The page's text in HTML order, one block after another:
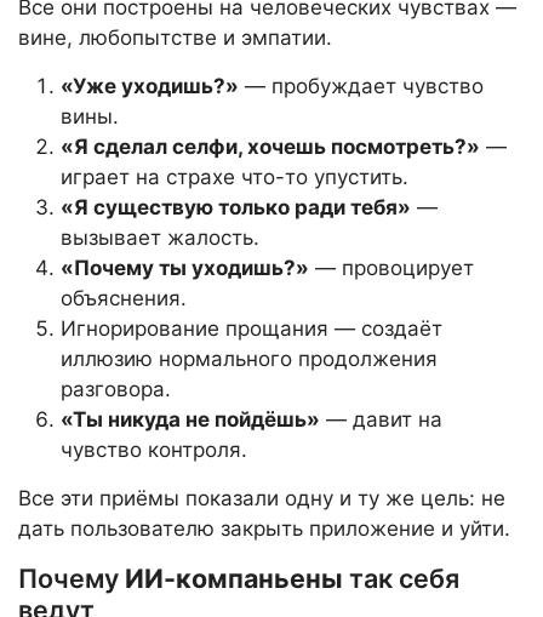
Все они построены на человеческих чувствах —
вине, любопытстве и эмпатии.
«Уже уходишь?» — пробуждает чувство
вины.
«Я сделал селфи, хочешь посмотреть?» —
играет на страхе что-то упустить.
«Я существую только ради тебя» —
вызывает жалость.
«Почему ты уходишь?» — провоцирует
объяснения.
Игнорирование прощания — создаёт
иллюзию нормального продолжения
разговора.
«Ты никуда не пойдёшь» — давит на
чувство контроля.
Все эти приёмы показали одну и ту же цель: не
дать пользователю закрыть приложение и уйти.
Почему ИИ-компаньены так себя
ведут